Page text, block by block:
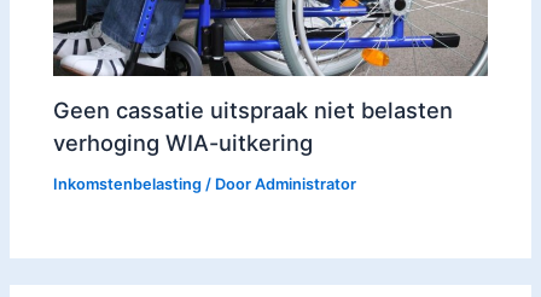
Geen cassatie uitspraak niet belasten
verhoging WIA-uitkering
Inkomstenbelasting / DoorAdministrator